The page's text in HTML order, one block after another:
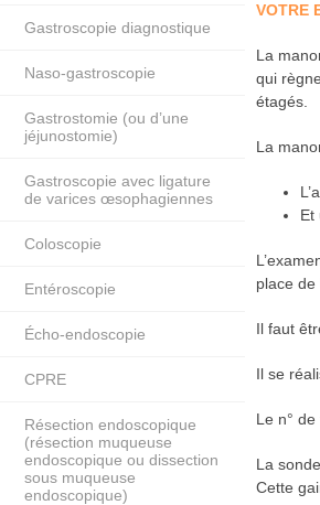
VOTRE
La
qui
étagés.
La
Et
place de
Il faut
Il se
Le n°
La
Cette
Gastroscopie diagnostique
Naso-gastroscopie
Gastrostomie (ou d’une
jéjunostomie)
Gastroscopie avec ligature
de varices œsophagiennes
Coloscopie
Entéroscopie
Écho-endoscopie
CPRE
Résection endoscopique
(résection muqueuse
endoscopique ou dissection
sous muqueuse
endoscopique)